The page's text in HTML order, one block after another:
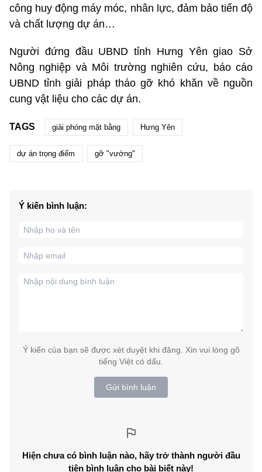
công huy động máy móc, nhân lực, đảm bảo tiến độ
và chất lượng dự án…
Người đứng đầu UBND tỉnh Hưng Yên giao Sở
Nông nghiệp và Môi trường nghiên cứu, báo cáo
UBND tỉnh giải pháp tháo gỡ khó khăn về nguồn
cung vật liệu cho các dự án.
TAGS giải phóng mặt bằng Hưng Yên
dự án trọng điểm gỡ "vướng"
Ý kiến bình luận:
Ý kiến của bạn sẽ được xét duyệt khi đăng. Xin vui lòng gõ
tiếng Việt có dấu.
Gửi bình luận
Hiện chưa có bình luận nào, hãy trở thành người đầu
tiên bình luận cho bài biết này!